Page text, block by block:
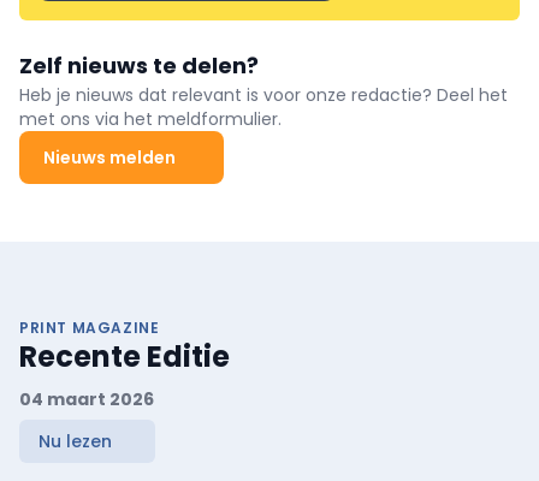
Zelf nieuws te delen?
Heb je nieuws dat relevant is voor onze redactie? Deel het
met ons via het meldformulier.
Nieuws melden
PRINT MAGAZINE
Recente Editie
04 maart 2026
Nu lezen